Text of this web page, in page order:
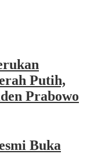
Putih,
Prabowo
Buka